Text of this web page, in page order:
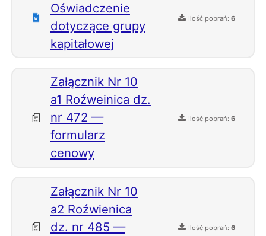
Oświadczenie
dotyczące grupy
kapitałowej
Ilość pobrań: 6
Załącznik Nr 10
a1 Roźweinica dz.
nr 472 —
formularz
cenowy
Ilość pobrań: 6
Załącznik Nr 10
a2 Roźwienica
dz. nr 485 —
Ilość pobrań: 6